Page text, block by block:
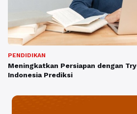
PENDIDIKAN
Meningkatkan Persiapan dengan
Indonesia Prediksi